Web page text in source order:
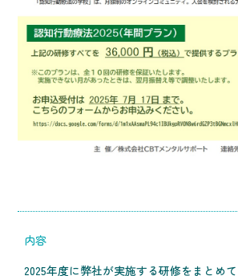
内容
2025年度に弊社が実施する研修をまとめ